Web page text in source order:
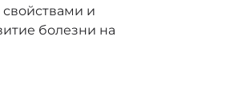
и
болезни на